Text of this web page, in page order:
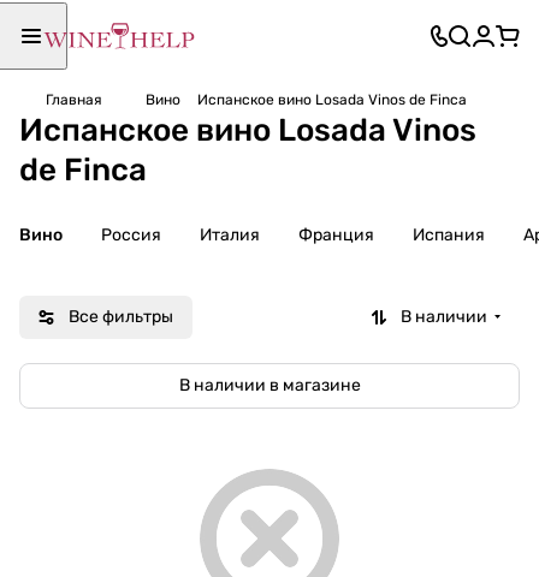
Главная Вино Испанское вино Losada Vinos de Finca
Испанское вино Losada Vinos
de Finca
Вино Россия Италия Франция Испания
Все фильтры В наличии
В наличии в магазине